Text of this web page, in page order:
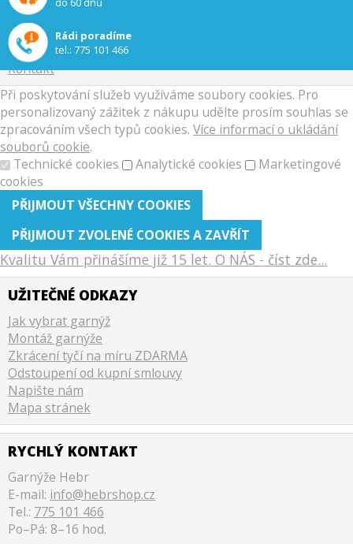
Rádi poradíme
tel.: 775 101 466
Doprava a platba
Reklamační řád
Zpracování osobních údajů
Kontakt
Při poskytování služeb využíváme soubory cookies. Pro
personalizovaný zážitek z nákupu udělte prosím souhlas se
zpracováním všech typů cookies. Více informací o ukládání
souborů cookie.
Technické cookies
Analytické cookies
Marketingové
cookies
Kvalitu Vám přinášíme již 15 let. O NÁS - číst zde...
UŽITEČNÉ ODKAZY
Jak vybrat garnýž
Montáž garnýže
Zkrácení tyčí na míru ZDARMA
Odstoupení od kupní smlouvy
Napište nám
Mapa stránek
RYCHLÝ KONTAKT
Garnýže Hebr
E-mail: info@hebrshop.cz
Tel.: 775 101 466
Po–Pá: 8–16 hod.